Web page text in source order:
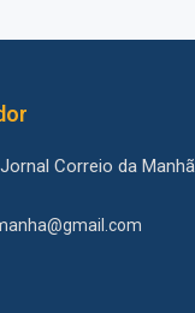
Correio da Manhã.